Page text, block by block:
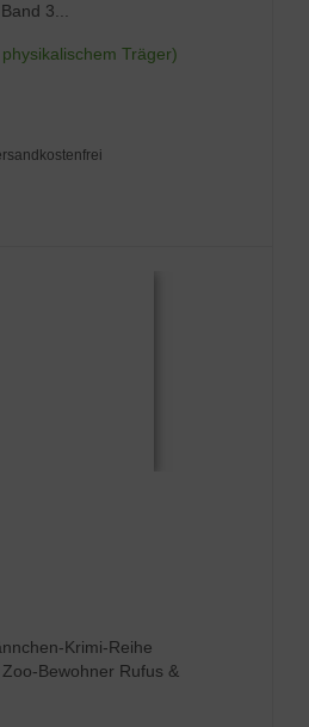
3...
Träger)
Krimi-Reihe
Bewohner Rufus &